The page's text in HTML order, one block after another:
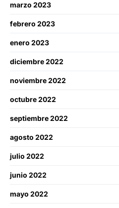
marzo 2023
febrero 2023
enero 2023
diciembre 2022
noviembre 2022
octubre 2022
septiembre 2022
agosto 2022
julio 2022
junio 2022
mayo 2022